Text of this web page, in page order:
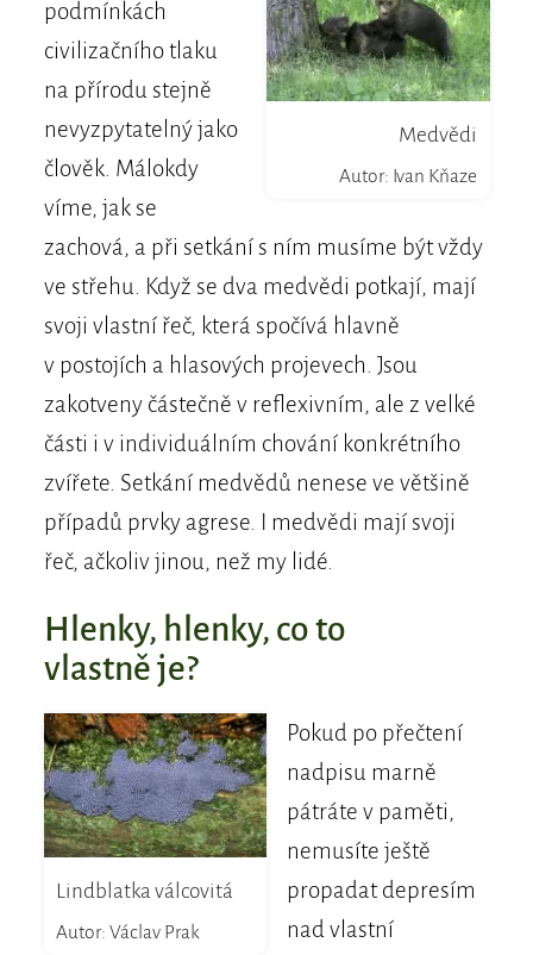
Medvědi
Autor: Ivan Kňaze
podmínkách
civilizačního tlaku
na přírodu stejně
nevyzpytatelný jako
člověk. Málokdy
víme, jak se
zachová, a při setkání s ním musíme být vždy
ve střehu. Když se dva medvědi potkají, mají
svoji vlastní řeč, která spočívá hlavně
v postojích a hlasových projevech. Jsou
zakotveny částečně v reflexivním, ale z velké
části i v individuálním chování konkrétního
zvířete. Setkání medvědů nenese ve většině
případů prvky agrese. I medvědi mají svoji
řeč, ačkoliv jinou, než my lidé.
Hlenky, hlenky, co to
vlastně je?
Lindblatka válcovitá
Autor: Václav Prak
Pokud po přečtení
nadpisu marně
pátráte v paměti,
nemusíte ještě
propadat depresím
nad vlastní